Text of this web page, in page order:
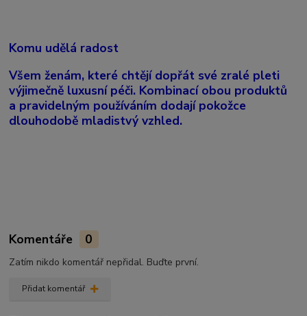
Komu udělá radost
Všem ženám, které chtějí dopřát své zralé pleti
výjimečně luxusní péči. Kombinací obou produktů
a pravidelným používáním dodají pokožce
dlouhodobě mladistvý vzhled.
Komentáře 0
Zatím nikdo komentář nepřidal. Buďte první.
Přidat komentář